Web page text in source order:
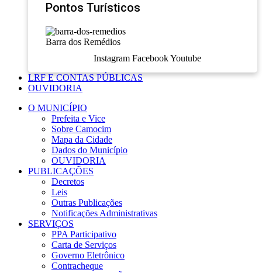
Pontos Turísticos
Barra dos Remédios
Instagram Facebook Youtube
LRF E CONTAS PÚBLICAS
OUVIDORIA
O MUNICÍPIO
Prefeita e Vice
Sobre Camocim
Mapa da Cidade
Dados do Município
OUVIDORIA
PUBLICAÇÕES
Decretos
Leis
Outras Publicações
Notificações Administrativas
SERVIÇOS
PPA Participativo
Carta de Serviços
Governo Eletrônico
Contracheque